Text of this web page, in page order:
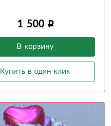
1 500
В корзину
Купить в один клик